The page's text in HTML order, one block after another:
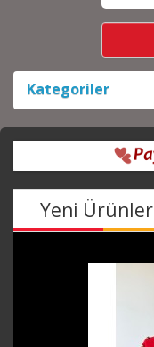
Kategoriler
Yeni Ürünler